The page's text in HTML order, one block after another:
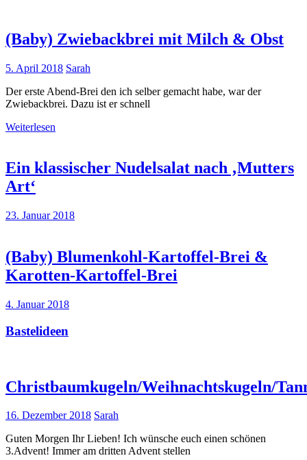
(Baby) Zwiebackbrei mit Milch & Obst
5. April 2018 Sarah
Der erste Abend-Brei den ich selber gemacht habe, war der
Zwiebackbrei. Dazu ist er schnell
Weiterlesen
Ein klassischer Nudelsalat nach ‚Mutters
Art‘
23. Januar 2018
(Baby) Blumenkohl-Kartoffel-Brei &
Karotten-Kartoffel-Brei
4. Januar 2018
Bastelideen
Christbaumkugeln/Weihnachtskugeln/
16. Dezember 2018 Sarah
Guten Morgen Ihr Lieben! Ich wünsche euch einen schönen
3.Advent! Immer am dritten Advent stellen